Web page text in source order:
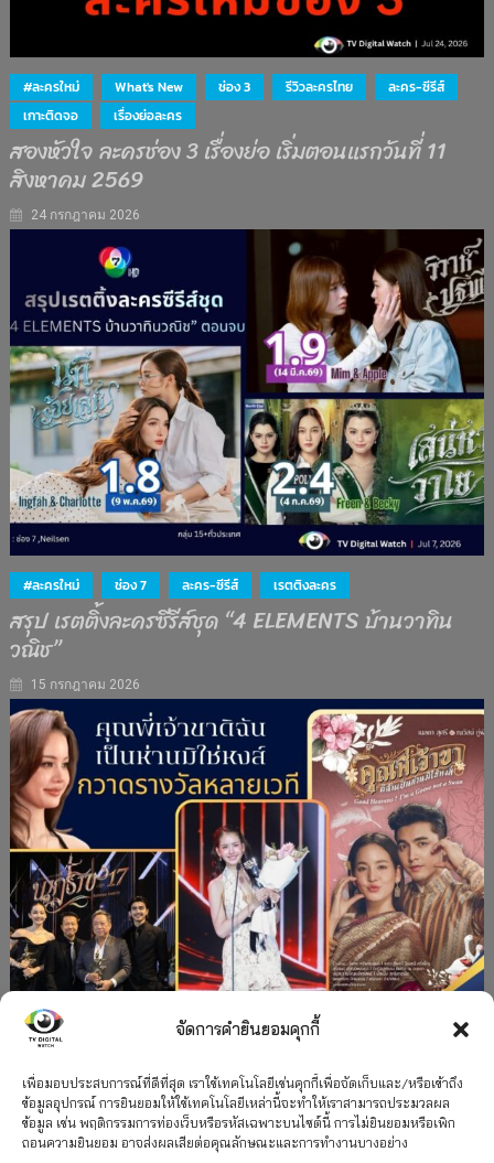
จัดการคำยินยอมคุกกี้
เพื่อมอบประสบการณ์ที่ดีที่สุด เราใช้เทคโนโลยีเช่นคุกกี้เพื่อจัดเก็บและ/หรือเข้าถึง
ข้อมูลอุปกรณ์ การยินยอมให้ใช้เทคโนโลยีเหล่านี้จะทำให้เราสามารถประมวลผล
ข้อมูล เช่น พฤติกรรมการท่องเว็บหรือรหัสเฉพาะบนไซต์นี้ การไม่ยินยอมหรือเพิก
ถอนความยินยอม อาจส่งผลเสียต่อคุณลักษณะและการทำงานบางอย่าง
#ละครใหม่ What's New ช่อง 3 รีวิวละครไทย
ละคร-ซีรีส์
เกาะติดจอ
เรื่องย่อละคร
สองหัวใจ ละครช่อง 3 เรื่องย่อ เริ่มตอนแรกวันที่ 11
สิงหาคม 2569
24 กรกฎาคม 2026
#ละครใหม่ ช่อง 7 ละคร-ซีรีส์ เรตติงละคร
สรุป เรตติ้งละครซีรีส์ชุด “4 ELEMENTS บ้านวาทิน
วณิช”
15 กรกฎาคม 2026
”คุณพี่เจ้าขาดิฉันเป็นห่านมิใช่หงส์” กวาดรางวัล
เพียบ จาก 8 เวที